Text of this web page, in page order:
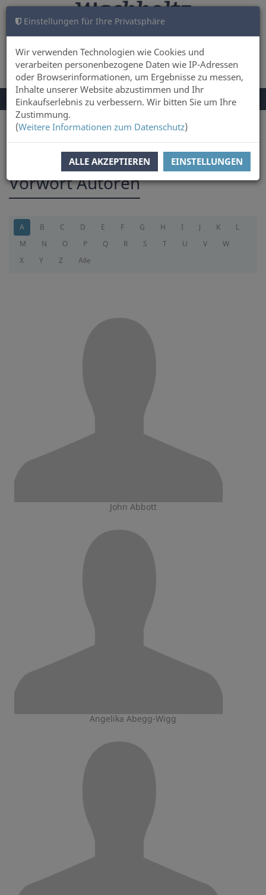
Einstellungen für Ihre Privatsphäre
Wir verwenden Technologien wie Cookies und
verarbeiten personenbezogene Daten wie IP-Adressen
oder Browserinformationen, um Ergebnisse zu messen,
Inhalte unserer Website abzustimmen und Ihr
Einkaufserlebnis zu verbessern. Wir bitten Sie um Ihre
Zustimmung.
(Weitere Informationen zum Datenschutz)
ALLE AKZEPTIEREN EINSTELLUNGEN
ANMELDEN WARENKORB 0
NAVIGATION
UMSCHALTEN
Menü
Sie sind hier:
Vorwort Autoren
A B C D E F G H I J K
L
M
N O P Q R S T U V
W
X
Y Z Alle
John Abbott
Angelika Abegg-Wigg